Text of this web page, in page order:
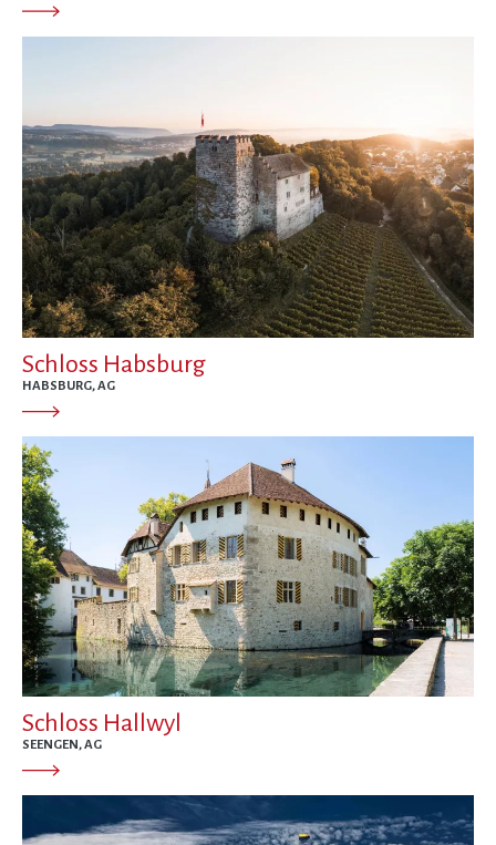
Schloss Habsburg
HABSBURG, AG
Schloss Hallwyl
SEENGEN, AG